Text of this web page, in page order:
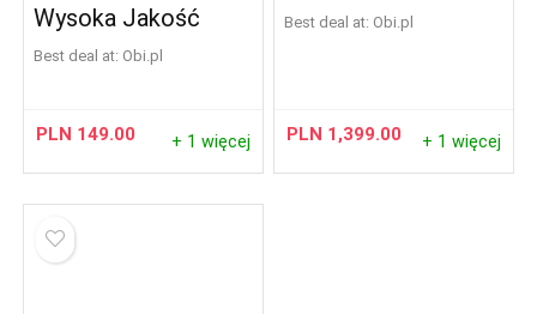
Wysoka Jakość
Best deal at: obi.pl
PLN 149.00 + 1 więcej
Best deal at: obi.pl
PLN 1,399.00 + 1 więcej